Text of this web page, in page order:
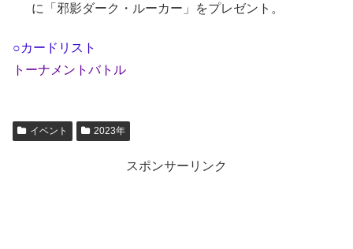
に「邪影ダーク・ルーカー」をプレゼント。
○カードリスト
トーナメントバトル
イベント 2023年
スポンサーリンク